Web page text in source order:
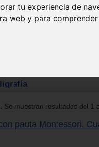
tu experiencia de
web y para
muestran resultados del 1
pauta Montessori.